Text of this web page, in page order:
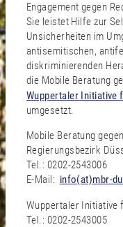
Engagement gegen
Sie leistet Hilfe zur
Unsicherheiten im
antisemitischen,
diskriminierenden
die Mobile Beratung
Wuppertaler Initiative
umgesetzt.
Mobile Beratung
Regierungsbezirk
Tel.: 0202-2543006
E-Mail: info(at)mbr-
Wuppertaler Initiative
Tel.: 0202-2543005